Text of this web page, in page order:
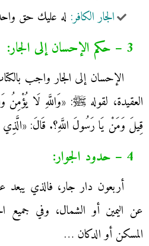
الجار الكافر: له عليك حق
3 – حكم الإحسان إلى الجار:
الإحسان إلى الجار واجب
العقيدة، لقوله ﷺ: «وَاللَّهِ لَا يُؤْمِنُ
قِيلَ وَمَنْ يَا رَسُولَ اللَّهِ؟. قَالَ: «الَّذِي
4 – حدود الجوار:
أربعون دار جار، فالذي يبعد
عن اليمين أو الشمال، وفي جميع
المسكن أو الدكان …